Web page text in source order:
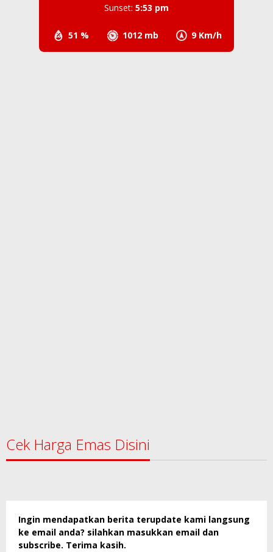
51 % 1012 mb 9 Km/h
Sunset: 5:53 pm
Cek Harga Emas Disini
Ingin mendapatkan berita terupdate kami langsung
ke email anda? silahkan masukkan email dan
subscribe. Terima kasih.